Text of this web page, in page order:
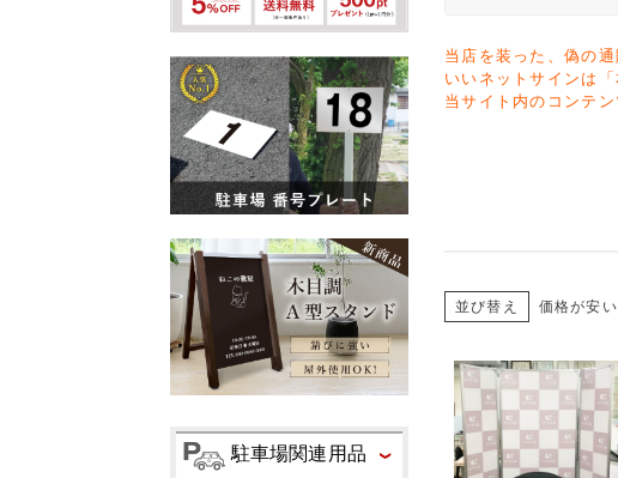
駐車場関連用品
当店を装った、偽の
いいネットサインは
当サイト内のコンテ
並び替え 価格が安